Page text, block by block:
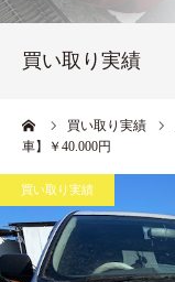
買い取り実績
買い取り実績
車】￥40.000円
買い取り実績
お問い合わせ